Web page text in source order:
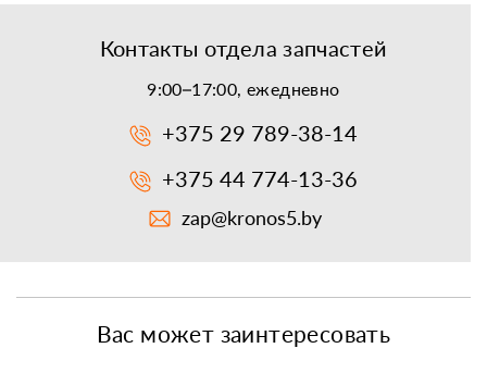
Контакты отдела запчастей
9:00–17:00, ежедневно
+375 29 789-38-14
+375 44 774-13-36
zap@kronos5.by
Вас может заинтересовать